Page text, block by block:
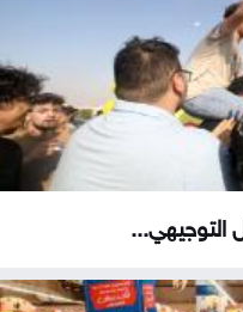
التوجيهي...